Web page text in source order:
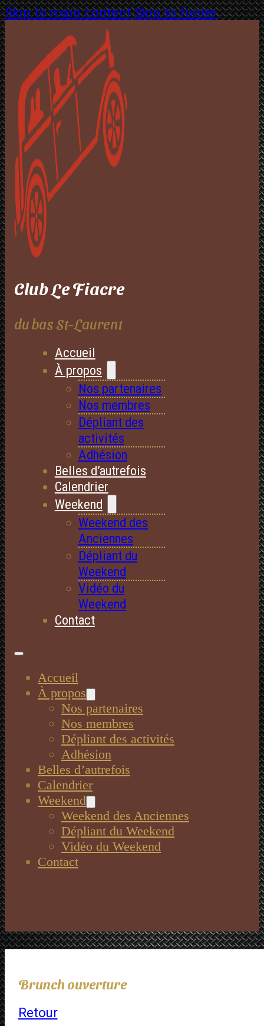
Skip to main content Skip to footer
Club Le Fiacre
du bas St-Laurent
Accueil
À propos
Nos partenaires
Nos membres
Dépliant des
activités
Adhésion
Belles d’autrefois
Calendrier
Weekend
Weekend des
Anciennes
Dépliant du
Weekend
Vidéo du
Weekend
Contact
Accueil
À propos
Nos partenaires
Nos membres
Dépliant des activités
Adhésion
Belles d’autrefois
Calendrier
Weekend
Weekend des Anciennes
Dépliant du Weekend
Vidéo du Weekend
Contact
Brunch ouverture
Retour